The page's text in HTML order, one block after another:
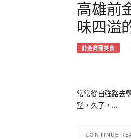
高雄前
味四溢
前金商圈美食
常常從自強路去
墅，久了，…
CONTINUE